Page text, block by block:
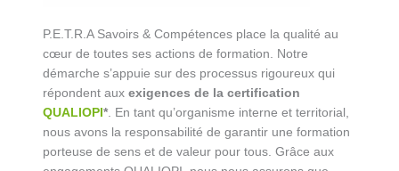
P.E.T.R.A Savoirs & Compétences place la qualité au
cœur de toutes ses actions de formation. Notre
démarche s’appuie sur des processus rigoureux qui
répondent auxexigences de la certification
QUALIOPI*. En tant qu’organisme interne et territorial,
nous avons la responsabilité de garantir une formation
porteuse de sens et de valeur pour tous. Grâce aux